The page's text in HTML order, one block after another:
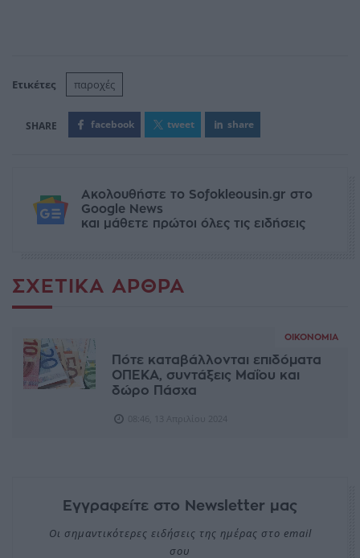
Ετικέτες παροχές
facebook tweet share
Ακολουθήστε το Sofokleousin.gr στο
Google News
και μάθετε πρώτοι όλες τις ειδήσεις
ΣΧΕΤΙΚΆ ΆΡΘΡΑ
ΟΙΚΟΝΟΜΊΑ
Πότε καταβάλλονται επιδόματα
ΟΠΕΚΑ, συντάξεις Μαΐου και
δώρο Πάσχα
Εγγραφείτε στο Newsletter μας
Οι σημαντικότερες ειδήσεις της ημέρας στο email
σου